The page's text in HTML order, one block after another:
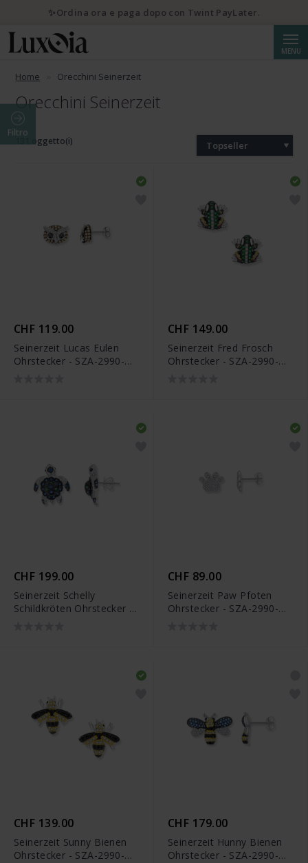
MENU
Home Orecchini Seinerzeit
Orecchini Seinerzeit
Filtro
131 oggetto(i) Topseller
CHF 119.00
Seinerzeit Lucas Eulen
Ohrstecker - SZA-2990-
CHF 149.00
Seinerzeit Fred Frosch
Ohrstecker - SZA-2990-
CHF 199.00
Seinerzeit Schelly
Schildkröten Ohrstecker -
CHF 89.00
Seinerzeit Paw Pfoten
Ohrstecker - SZA-2990-
CHF 139.00
Seinerzeit Sunny Bienen
Ohrstecker - SZA-2990-
CHF 179.00
Seinerzeit Hunny Bienen
Ohrstecker - SZA-2990-
✨Ordina ora e paga dopo con Twint PayLater.